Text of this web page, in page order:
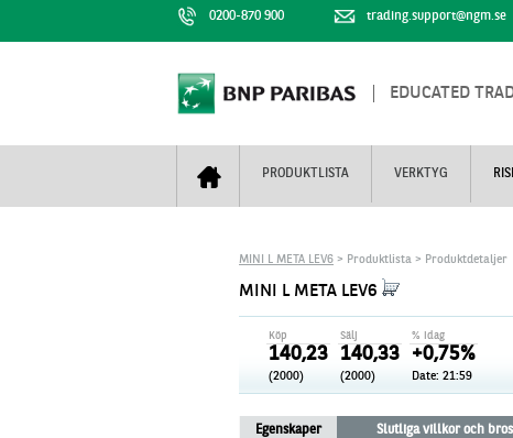
0200-870 900 trading.support@ngm.se
EDUCATED
PRODUKTLISTA VERKTYG
Mini Futures
Unlimited Turbos
Nya produkter
Stoppade & förfallna produkter
Nyhestbrev+
Realtidskurser
Knock-plocken
Kunskapscentra+
Finansiell information
MINI L META LEV6 > Produktlista > Produktdetaljer
MINI L META LEV6
Köp
140,23
(2000)
Sälj
140,33
(2000)
% idag
+0,75%
Date: 21:59
Egenskaper Slutliga villkor och